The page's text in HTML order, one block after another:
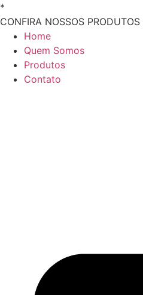
Ir
para
conteúdo
*
CONFIRA NOSSOS PRODUTOS
Home
Quem Somos
Produtos
Contato